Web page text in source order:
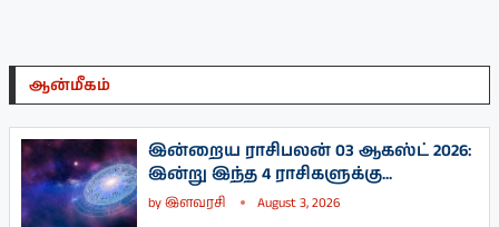
ஆன்மீகம்
இன்றைய ராசிபலன் 03 ஆகஸ்ட் 2026:
இன்று இந்த 4 ராசிகளுக்கு...
byஇளவரசி August 3, 2026